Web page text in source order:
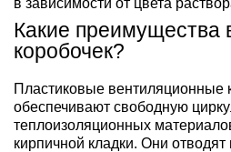
Какие преимущества
коробочек?
Пластиковые вентиляционные
обеспечивают свободную
теплоизоляционных
кирпичной кладки. Они отводят